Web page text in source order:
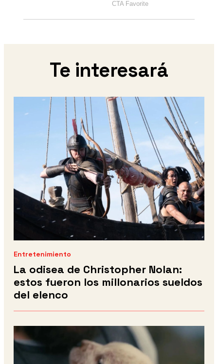
Te interesará
Entretenimiento
La odisea de Christopher Nolan:
estos fueron los millonarios sueldos
del elenco